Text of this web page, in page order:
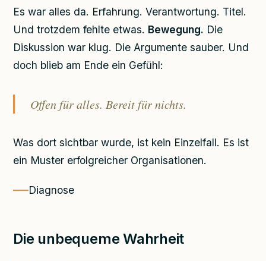
Es war alles da. Erfahrung. Verantwortung. Titel.
Und trotzdem fehlte etwas. Bewegung. Die
Diskussion war klug. Die Argumente sauber. Und
doch blieb am Ende ein Gefühl:
Offen für alles. Bereit für nichts.
Was dort sichtbar wurde, ist kein Einzelfall. Es ist
ein Muster erfolgreicher Organisationen.
Diagnose
Die unbequeme Wahrheit